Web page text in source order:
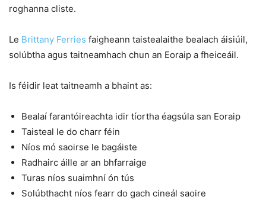
roghanna cliste.
Le Brittany Ferries faigheann taistealaithe bealach áisiúil,
solúbtha agus taitneamhach chun an Eoraip a fheiceáil.
Is féidir leat taitneamh a bhaint as:
Bealaí farantóireachta idir tíortha éagsúla san Eoraip
Taisteal le do charr féin
Níos mó saoirse le bagáiste
Radhairc áille ar an bhfarraige
Turas níos suaimhní ón tús
Solúbthacht níos fearr do gach cineál saoire